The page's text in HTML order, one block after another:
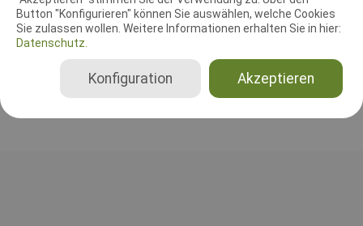
Button "Konfigurieren" können Sie auswählen, welche Cookies
Sie zulassen wollen. Weitere Informationen erhalten Sie in hier:
Datenschutz.
Akzeptieren
Konfiguration
RICHTER UND HELFER
Bisher wurden noch keine Richter oder Helfer eingetragen!